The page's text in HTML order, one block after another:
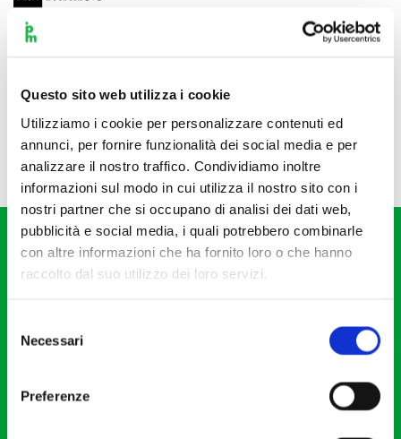
Questo sito web utilizza i cookie
Utilizziamo i cookie per personalizzare contenuti ed
annunci, per fornire funzionalità dei social media e per
analizzare il nostro traffico. Condividiamo inoltre
informazioni sul modo in cui utilizza il nostro sito con i
nostri partner che si occupano di analisi dei dati web,
pubblicità e social media, i quali potrebbero combinarle
con altre informazioni che ha fornito loro o che hanno
raccolto dal suo utilizzo dei loro servizi.
delNecessari
Preferenze
Fondazione I Pomeriggi Musicali
Partita Iva 04410060158